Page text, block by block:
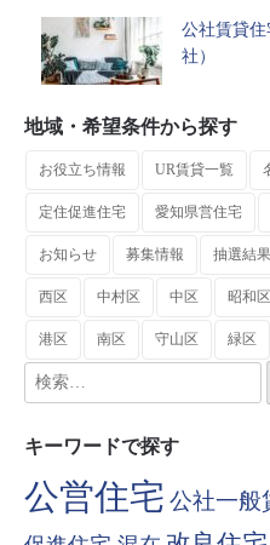
公社賃貸
社）
地域・希望条件から探す
お役立ち情報 UR賃貸一覧
定住促進住宅 愛知県営住宅
お知らせ 募集情報 抽選結果
西区 中村区 中区 昭和区
港区 南区 守山区 緑区
キーワードで探す
公営住宅 公社一般